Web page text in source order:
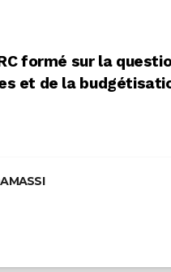
formé sur la
et de la